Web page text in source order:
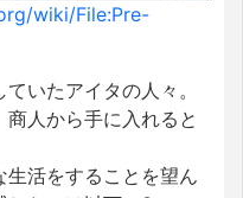
wiki/File:Pre-
いたアイタの人々。
人から手に入れると
活をすることを望ん